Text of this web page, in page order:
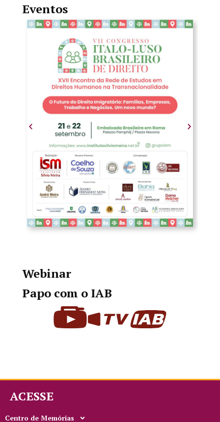
Eventos
Webinar
Papo com o IAB
ACESSE
Centro de Memórias